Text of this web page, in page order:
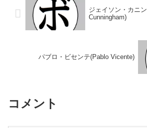
ジェイソン・カニ
Cunningham)
パブロ・ビセンテ(Pablo Vicente)
コメント